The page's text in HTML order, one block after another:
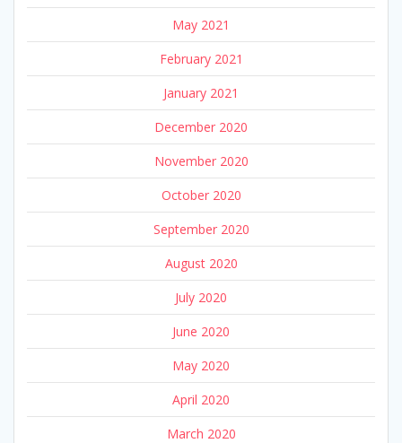
May 2021
February 2021
January 2021
December 2020
November 2020
October 2020
September 2020
August 2020
July 2020
June 2020
May 2020
April 2020
March 2020